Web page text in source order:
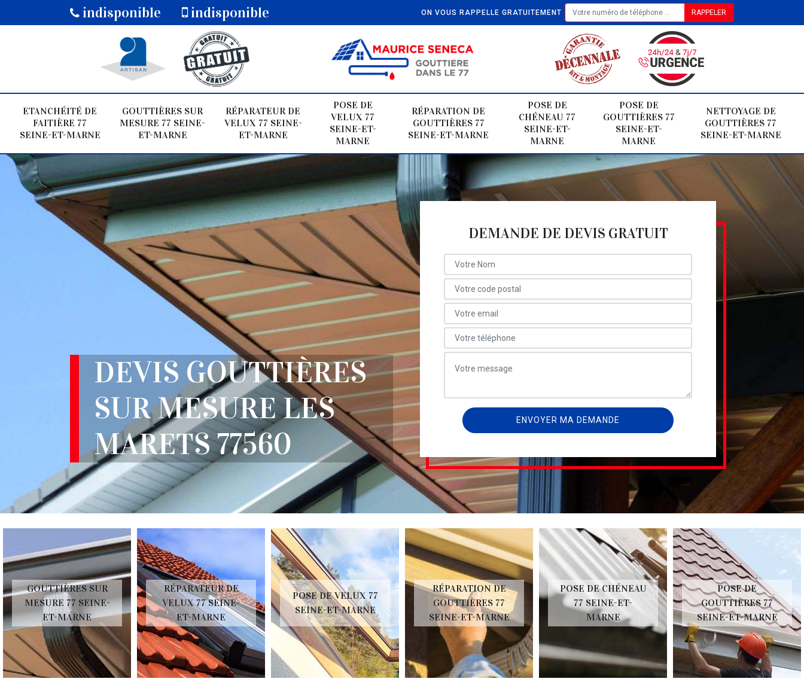
indisponible indisponible ON VOUS RAPPELLE GRATUITEMENT
ETANCHÉITÉ DE
FAITIÈRE 77
SEINE-ET-MARNE
GOUTTIÈRES SUR
MESURE 77 SEINE-
ET-MARNE
RÉPARATEUR DE
VELUX 77 SEINE-
ET-MARNE
POSE DE
VELUX 77
SEINE-ET-
MARNE
RÉPARATION DE
GOUTTIÈRES 77
SEINE-ET-MARNE
POSE DE
CHÉNEAU 77
SEINE-ET-
MARNE
POSE DE
GOUTTIÈRES 77
SEINE-ET-
MARNE
NETTOYAGE DE
GOUTTIÈRES 77
SEINE-ET-MARNE
DEVIS GOUTTIÈRES
SUR MESURE LES
MARETS 77560
DEMANDE DE DEVIS GRATUIT
GOUTTIÈRES SUR
MESURE 77 SEINE-
ET-MARNE
RÉPARATEUR DE
VELUX 77 SEINE-
ET-MARNE
POSE DE VELUX 77
SEINE-ET-MARNE
RÉPARATION DE
GOUTTIÈRES 77
SEINE-ET-MARNE
POSE DE CHÉNEAU
77 SEINE-ET-
MARNE
POSE DE
GOUTTIÈRES 77
SEINE-ET-MARNE